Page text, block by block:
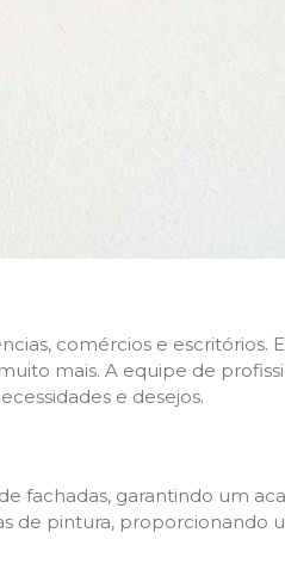
comércios e escritórios.
mais. A equipe de
e desejos.
fachadas, garantindo um
de pintura, proporcionando